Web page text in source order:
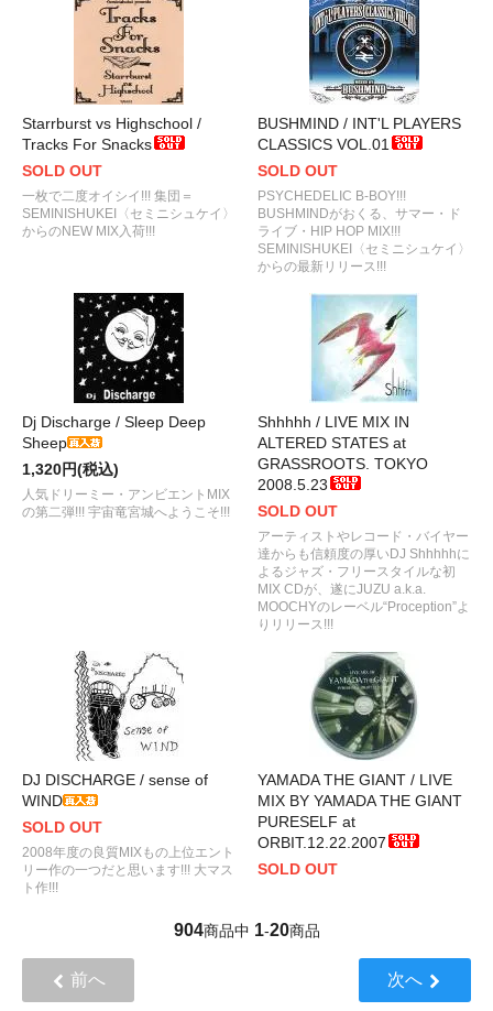
Starrburst vs Highschool /
Tracks For Snacks
SOLD OUT
一枚で二度オイシイ!!! 集団＝
SEMINISHUKEI〈セミニシュケイ〉
からのNEW MIX入荷!!!
BUSHMIND / INT'L PLAYERS
CLASSICS VOL.01
SOLD OUT
PSYCHEDELIC B-BOY!!!
BUSHMINDがおくる、サマー・ド
ライブ・HIP HOP MIX!!!
SEMINISHUKEI〈セミニシュケイ〉
からの最新リリース!!!
Dj Discharge / Sleep Deep
Sheep
1,320円(税込)
人気ドリーミー・アンビエントMIX
の第二弾!!! 宇宙竜宮城へようこそ!!!
Shhhhh / LIVE MIX IN
ALTERED STATES at
GRASSROOTS. TOKYO
2008.5.23
SOLD OUT
アーティストやレコード・バイヤー
達からも信頼度の厚いDJ Shhhhhに
よるジャズ・フリースタイルな初
MIX CDが、遂にJUZU a.k.a.
MOOCHYのレーベル“Proception”よ
りリリース!!!
DJ DISCHARGE / sense of
WIND
SOLD OUT
2008年度の良質MIXもの上位エント
リー作の一つだと思います!!! 大マス
ト作!!!
YAMADA THE GIANT / LIVE
MIX BY YAMADA THE GIANT
PURESELF at
ORBIT.12.22.2007
SOLD OUT
904商品中 1-20商品
前へ 次へ